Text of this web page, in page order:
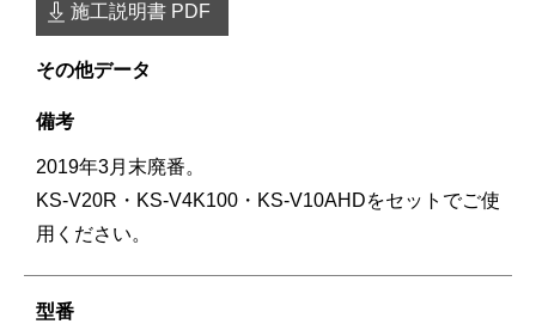
施工説明書 PDF
2019年3月末廃番。
KS-V20R・KS-V4K100・KS-V10AHDをセットでご使
用ください。